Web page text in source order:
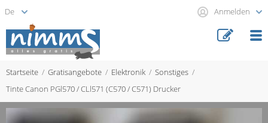
Anmelden
Startseite Gratisangebote Elektronik
Sonstiges
Tinte Canon PGl570 / CLl571 (C570 / C571) Drucker